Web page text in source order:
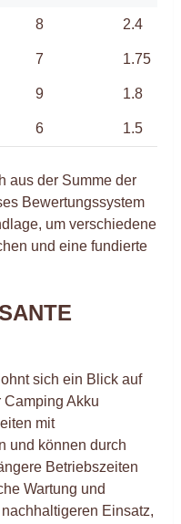
8 2.4
7 1.75
9 1.8
6 1.5
aus der Summe der
Bewertungssystem
um verschiedene
und eine fundierte
sich ein Blick auf
Akku
mit
und können durch
Betriebszeiten
Wartung und
Einsatz,